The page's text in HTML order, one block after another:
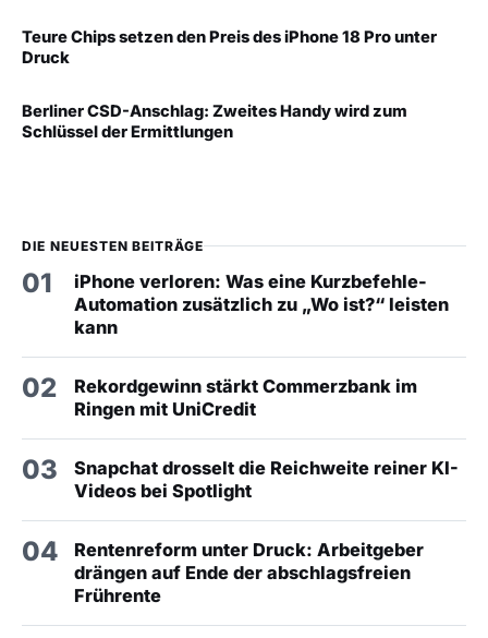
Teure Chips setzen den Preis des iPhone 18 Pro unter
Druck
Berliner CSD-Anschlag: Zweites Handy wird zum
Schlüssel der Ermittlungen
DIE NEUESTEN BEITRÄGE
01
iPhone verloren: Was eine Kurzbefehle-
Automation zusätzlich zu „Wo ist?“ leisten
kann
02
Rekordgewinn stärkt Commerzbank im
Ringen mit UniCredit
03
Snapchat drosselt die Reichweite reiner KI-
Videos bei Spotlight
04
Rentenreform unter Druck: Arbeitgeber
drängen auf Ende der abschlagsfreien
Frührente